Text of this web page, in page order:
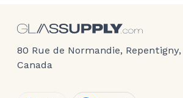
80 Rue de Normandie, Repentigny,
Canada